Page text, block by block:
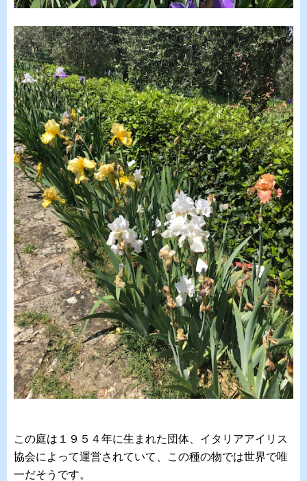
この庭は１９５４年に生まれた団体、イタリアアイリス
協会によって運営されていて、この種の物では世界で唯
一だそうです。